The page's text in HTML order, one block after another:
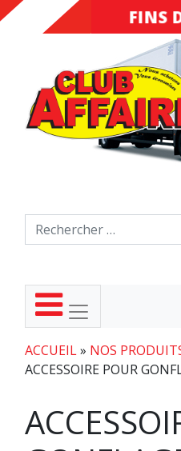
FINS
ACCUEIL» NOS
ACCESSOIRE POUR